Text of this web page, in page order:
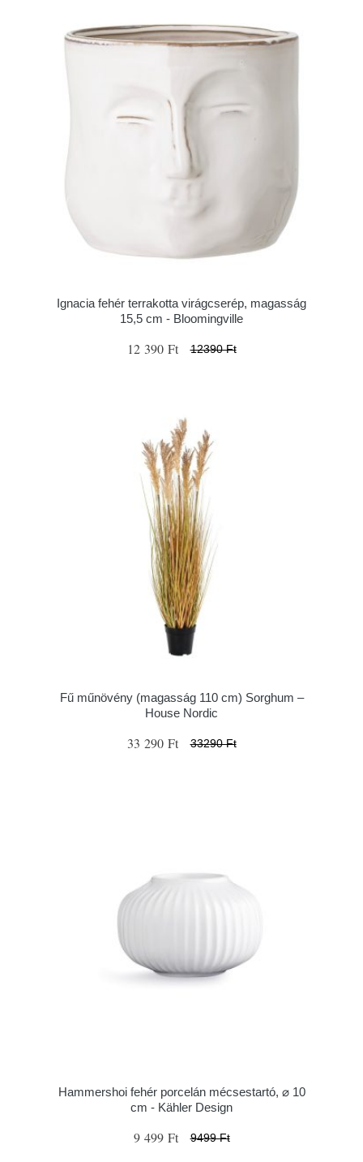
Ignacia fehér terrakotta virágcserép, magasság
15,5 cm - Bloomingville
12 390 Ft 12390 Ft
Fű műnövény (magasság 110 cm) Sorghum –
House Nordic
33 290 Ft 33290 Ft
Hammershoi fehér porcelán mécsestartó, ⌀ 10
cm - Kähler Design
9 499 Ft 9499 Ft